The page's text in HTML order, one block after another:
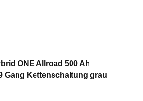
ONE Allroad 500 Ah
Gang Kettenschaltung grau